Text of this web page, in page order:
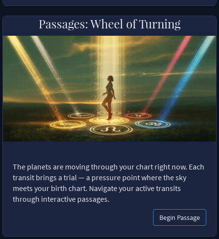
Passages: Wheel of Turning
The planets are moving through your chart right now. Each
transit brings a trial — a pressure point where the sky
meets your birth chart. Navigate your active transits
through interactive passages.
Begin Passage